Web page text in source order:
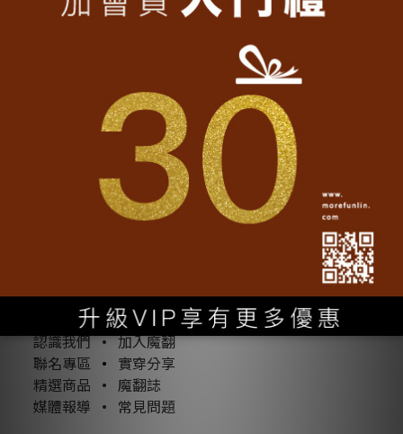
NT$1,618 NT$2,088
大量採購 • 客製化文字
認識我們• 加入魔翻
聯名專區 •
實穿分享
精選商品 • 魔翻誌
媒體報導
• 常見問題